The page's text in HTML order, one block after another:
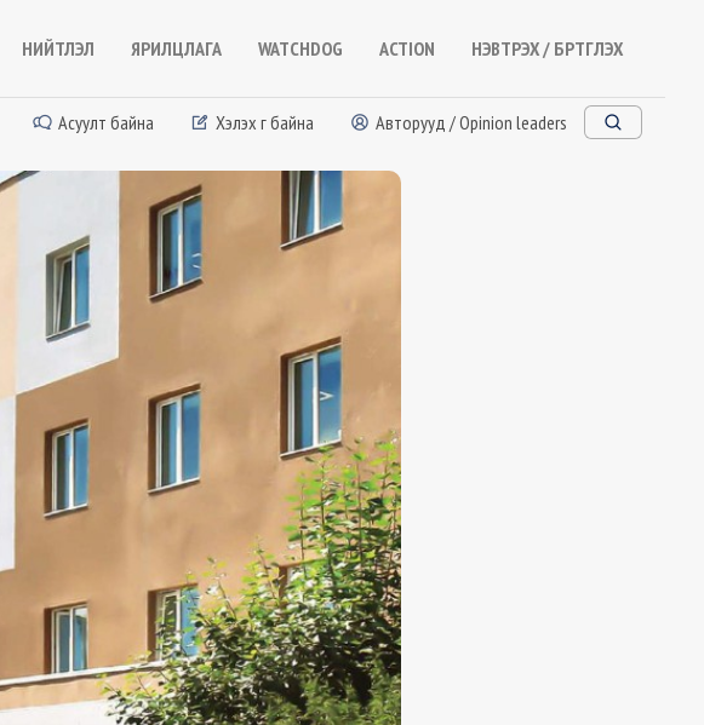
НИЙТЛЭЛ ЯРИЛЦЛАГА WATCHDOG ACTION НЭВТРЭХ / БҮРТГҮҮЛЭХ
Асуулт байна Хэлэх үг байна Авторууд / Opinion leaders